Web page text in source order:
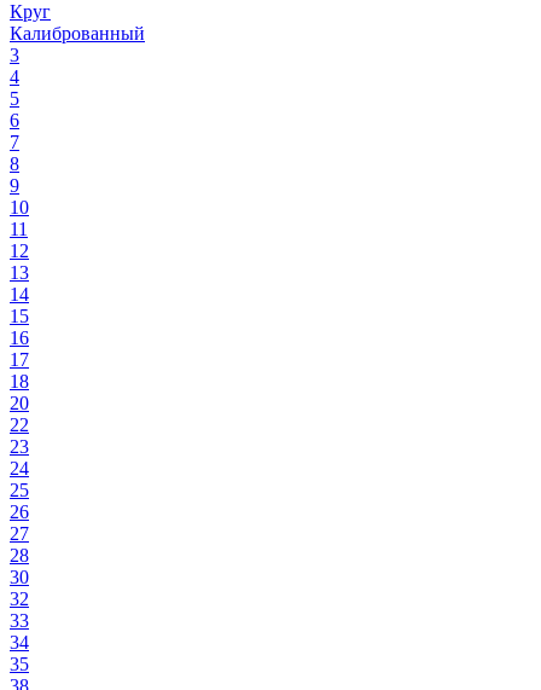
Круг
Калиброванный
3
4
5
6
7
8
9
10
11
12
13
14
15
16
17
18
20
22
23
24
25
26
27
28
30
32
33
34
35
38